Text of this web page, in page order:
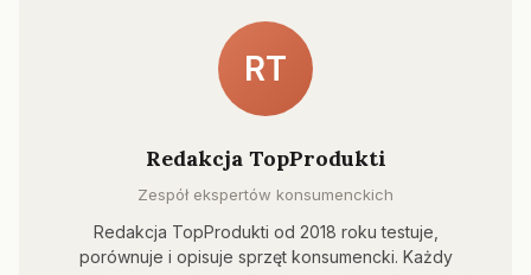
RT
Redakcja TopProdukti
Zespół ekspertów konsumenckich
Redakcja TopProdukti od 2018 roku testuje,
porównuje i opisuje sprzęt konsumencki. Każdy